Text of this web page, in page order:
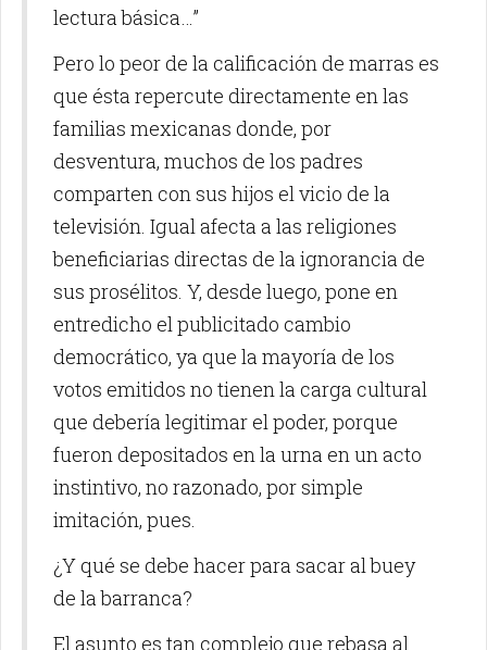
lectura básica…”
Pero lo peor de la calificación de marras es
que ésta repercute directamente en las
familias mexicanas donde, por
desventura, muchos de los padres
comparten con sus hijos el vicio de la
televisión. Igual afecta a las religiones
beneficiarias directas de la ignorancia de
sus prosélitos. Y, desde luego, pone en
entredicho el publicitado cambio
democrático, ya que la mayoría de los
votos emitidos no tienen la carga cultural
que debería legitimar el poder, porque
fueron depositados en la urna en un acto
instintivo, no razonado, por simple
imitación, pues.
¿Y qué se debe hacer para sacar al buey
de la barranca?
El asunto es tan complejo que rebasa al